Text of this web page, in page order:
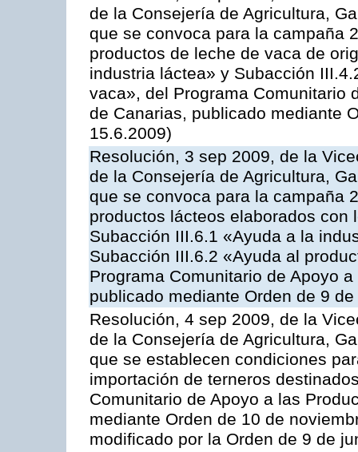
de la Consejería de Agricultura,
que se convoca para la campaña
productos de leche de vaca de
industria láctea» y Subacción
vaca», del Programa Comunitario
de Canarias, publicado mediante
15.6.2009)
Resolución, 3 sep 2009, de la
de la Consejería de Agricultura,
que se convoca para la campaña
productos lácteos elaborados
Subacción III.6.1 «Ayuda a la
Subacción III.6.2 «Ayuda al
Programa Comunitario de Apoyo
publicado mediante Orden de 9
Resolución, 4 sep 2009, de la
de la Consejería de Agricultura,
que se establecen condiciones
importación de terneros
Comunitario de Apoyo a las
mediante Orden de 10 de
modificado por la Orden de 9 de